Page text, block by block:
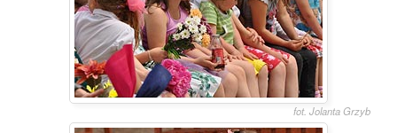
fot. Jolanta Grzyb